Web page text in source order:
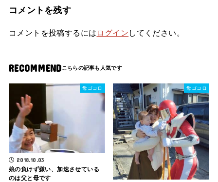
コメントを残す
コメントを投稿するには ログイン してください。
RECOMMEND
母ゴコロ
2018.10.03
娘の負けず嫌い、加速させている
のは父と母です
母ゴコロ